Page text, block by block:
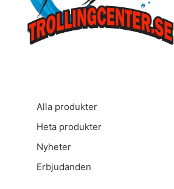
Alla produkter
Heta produkter
Nyheter
Erbjudanden